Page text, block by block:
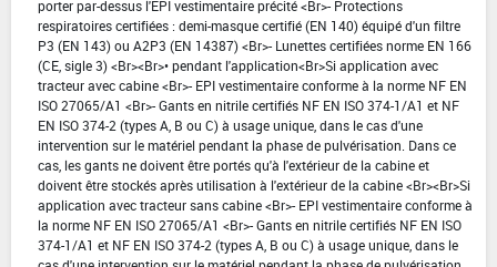
porter par-dessus l'EPI vestimentaire précité <Br>- Protections
respiratoires certifiées : demi-masque certifié (EN 140) équipé d'un filtre
P3 (EN 143) ou A2P3 (EN 14387) <Br>- Lunettes certifiées norme EN 166
(CE, sigle 3) <Br><Br>• pendant l'application<Br>Si application avec
tracteur avec cabine <Br>- EPI vestimentaire conforme à la norme NF EN
ISO 27065/A1 <Br>- Gants en nitrile certifiés NF EN ISO 374-1/A1 et NF
EN ISO 374-2 (types A, B ou C) à usage unique, dans le cas d'une
intervention sur le matériel pendant la phase de pulvérisation. Dans ce
cas, les gants ne doivent être portés qu'à l'extérieur de la cabine et
doivent être stockés après utilisation à l'extérieur de la cabine <Br><Br>Si
application avec tracteur sans cabine <Br>- EPI vestimentaire conforme à
la norme NF EN ISO 27065/A1 <Br>- Gants en nitrile certifiés NF EN ISO
374-1/A1 et NF EN ISO 374-2 (types A, B ou C) à usage unique, dans le